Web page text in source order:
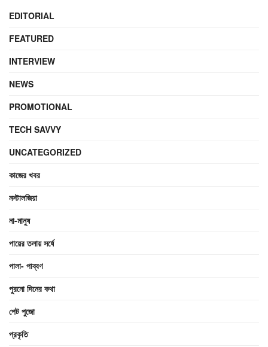
EDITORIAL
FEATURED
INTERVIEW
NEWS
PROMOTIONAL
TECH SAVVY
UNCATEGORIZED
কাজের খবর
নস্টালজিয়া
না-মানুষ
পায়ের তলায় সর্ষে
পালা- পাব্বণ
পুরনো দিনের কথা
পেট পুজো
প্রকৃতি